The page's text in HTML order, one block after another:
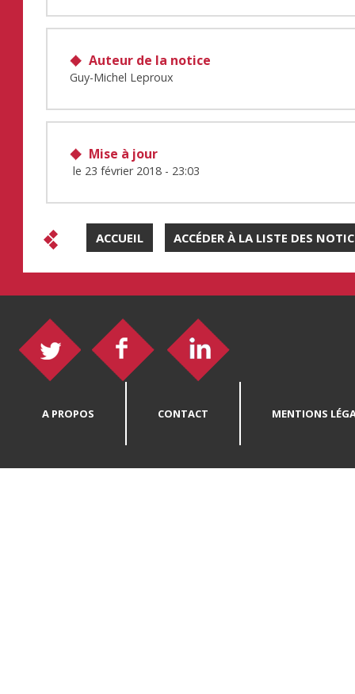
Auteur de la notice
Guy-Michel Leproux
Mise à jour
le 23 février 2018 - 23:03
ACCUEIL ACCÉDER À LA LISTE DES
A PROPOS CONTACT MENTIONS